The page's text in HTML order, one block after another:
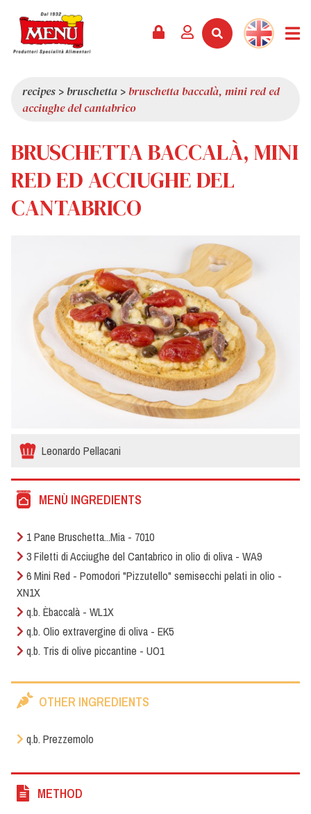
CATALOGUE
SERVICES
LATEST NEWS
PRIZES
PRESS REVIEW
ABOUT US
QUALITY
VALUES
TRIVIA
SHOWROOM
WORK WITH US
recipes > bruschetta > bruschetta baccalà, mini red ed
acciughe del cantabrico
BRUSCHETTA BACCALÀ, MINI
RED ED ACCIUGHE DEL
CANTABRICO
Leonardo Pellacani
MENÙ INGREDIENTS
1 Pane Bruschetta...Mia - 7010
3 Filetti di Acciughe del Cantabrico in olio di oliva - WA9
6 Mini Red - Pomodori "Pizzutello" semisecchi pelati in olio -
XN1X
q.b. Èbaccalà - WL1X
q.b. Olio extravergine di oliva - EK5
q.b. Tris di olive piccantine - UO1
OTHER INGREDIENTS
q.b. Prezzemolo
METHOD